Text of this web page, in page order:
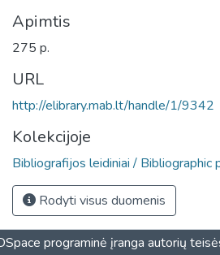
Apimtis
275 p.
URL
http://elibrary.mab.lt/handle/1/9342
Kolekcijoje
Bibliografijos leidiniai / Bibliographic
Rodyti visus duomenis
programinė įranga autorių